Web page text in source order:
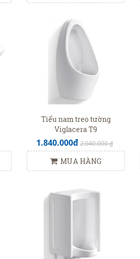
Tiểu nam treo tường
Viglacera T9
1.840.000đ 2.040.000 ₫
MUA HÀNG